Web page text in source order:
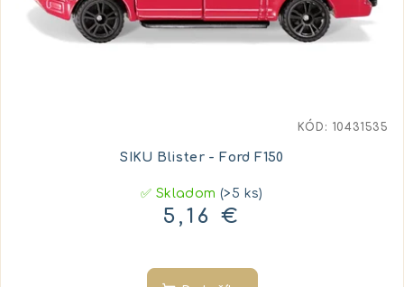
SIKU Blister - Ford F150
✅ Skladom(>5 ks)
5,16 €
KÓD: 10431535